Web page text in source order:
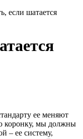
если шатается
ее меняют
коронку, мы должны
– ее систему,